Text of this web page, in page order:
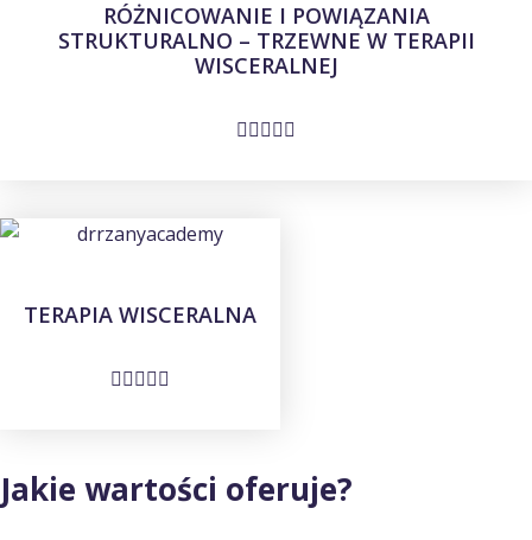
RÓŻNICOWANIE I POWIĄZANIA
STRUKTURALNO – TRZEWNE W TERAPII
WISCERALNEJ
TERAPIA WISCERALNA
Jakie wartości oferuje?